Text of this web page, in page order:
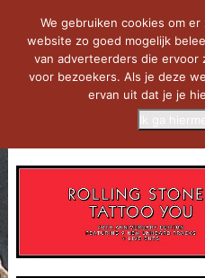
We gebruiken cookies om
website zo goed mogelijk
van adverteerders die
voor bezoekers. Als je deze
ervan uit dat je je
Ik ga